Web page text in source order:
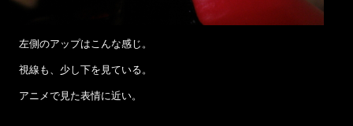
左側のアップはこんな感じ。
視線も、少し下を見ている。
アニメで見た表情に近い。